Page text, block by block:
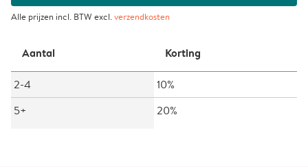
Alle prijzen incl. BTW excl.verzendkosten
Aantal Korting
2-4
10%
5+
20%